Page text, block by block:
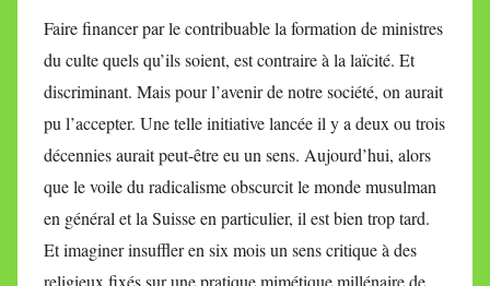
Faire financer par le contribuable la formation de ministres
du culte quels qu’ils soient, est contraire à la laïcité. Et
discriminant. Mais pour l’avenir de notre société, on aurait
pu l’accepter. Une telle initiative lancée il y a deux ou trois
décennies aurait peut-être eu un sens. Aujourd’hui, alors
que le voile du radicalisme obscurcit le monde musulman
en général et la Suisse en particulier, il est bien trop tard.
Et imaginer insuffler en six mois un sens critique à des
religieux fixés sur une pratique mimétique millénaire de